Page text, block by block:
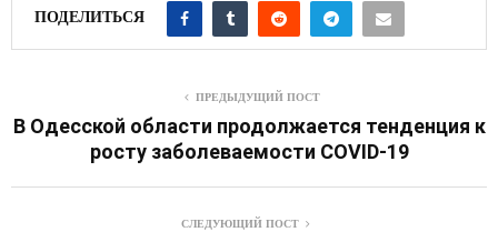
ПОДЕЛИТЬСЯ
ПРЕДЫДУЩИЙ ПОСТ
В Одесской области продолжается тенденция к
росту заболеваемости COVID-19
СЛЕДУЮЩИЙ ПОСТ